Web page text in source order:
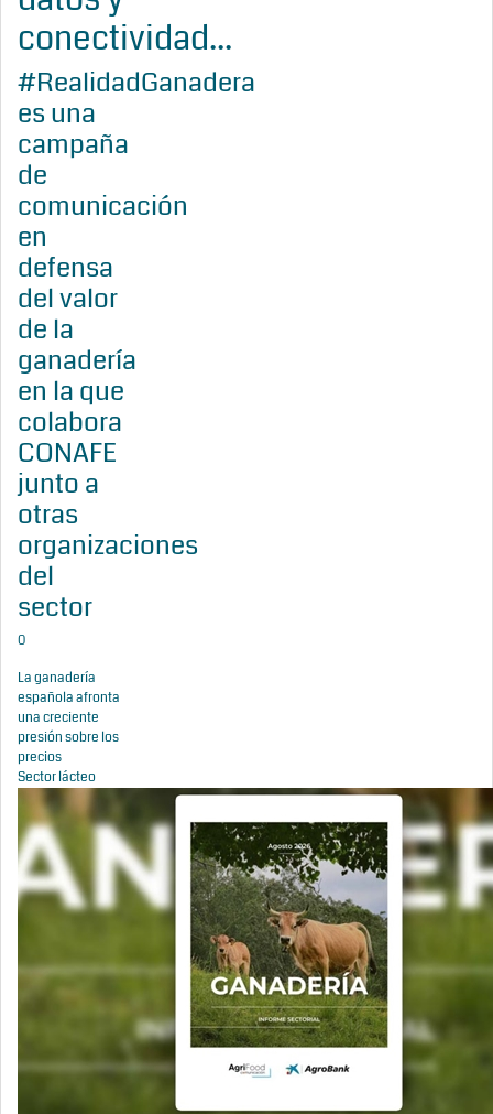
conectividad...
#RealidadGanadera
es una
campaña
de
comunicación
en
defensa
del valor
de la
ganadería
en la que
colabora
CONAFE
junto a
otras
organizaciones
del
sector
0
La ganadería
española afronta
una creciente
presión sobre los
precios
Sector lácteo